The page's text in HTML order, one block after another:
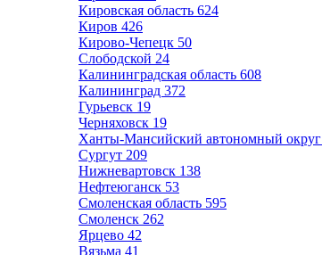
Кировская область 624
Киров 426
Кирово-Чепецк 50
Слободской 24
Калининградская область 608
Калининград 372
Гурьевск 19
Черняховск 19
Ханты-Мансийский автономный округ
Сургут 209
Нижневартовск 138
Нефтеюганск 53
Смоленская область 595
Смоленск 262
Ярцево 42
Вязьма 41